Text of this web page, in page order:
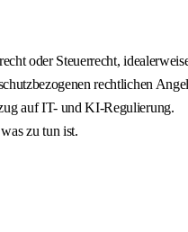
oder Steuerrecht,
rechtlichen
auf IT- und KI-Regulierung.
zu tun ist.